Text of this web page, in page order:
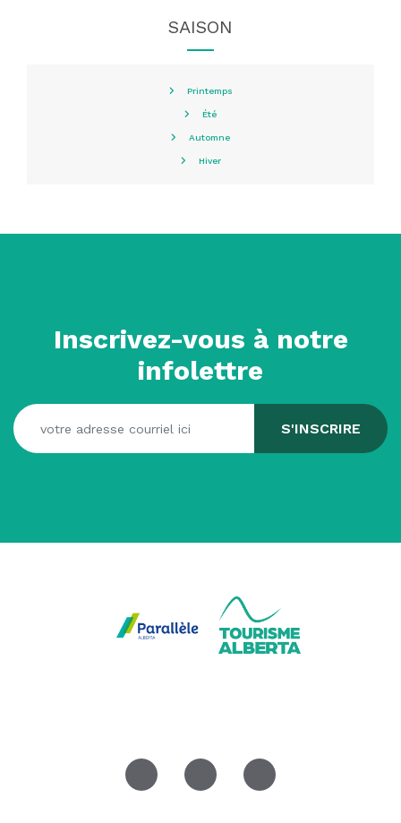
SAISON
Printemps
Été
Automne
Hiver
Inscrivez-vous à notre
infolettre